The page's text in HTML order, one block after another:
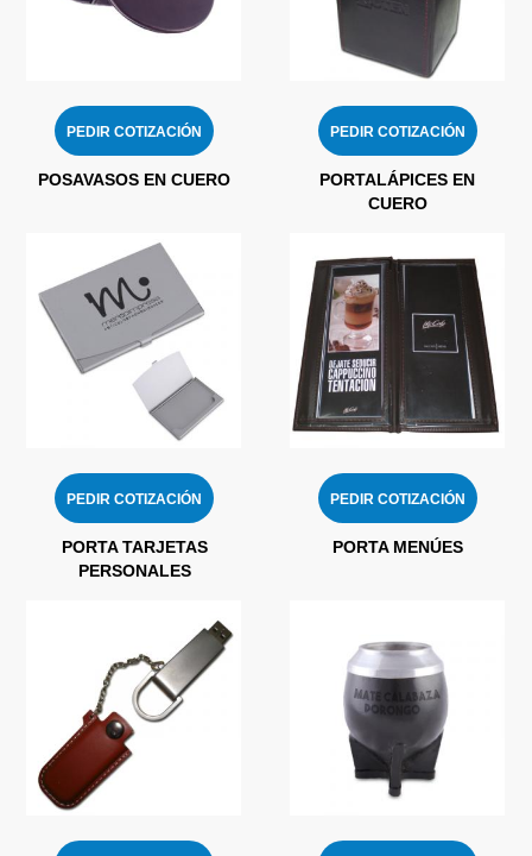
PEDIR COTIZACIÓN
POSAVASOS EN CUERO
PEDIR COTIZACIÓN
PORTALÁPICES EN
CUERO
PEDIR COTIZACIÓN
PORTA TARJETAS
PERSONALES
PEDIR COTIZACIÓN
PORTA MENÚES